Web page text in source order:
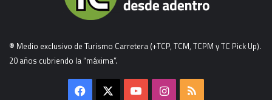
® Medio exclusivo de Turismo Carretera (+TCP, TCM, TCPM y TC Pick Up).
20 años cubriendo la “máxima”.
Facebook YouTubeInstagram
RSS